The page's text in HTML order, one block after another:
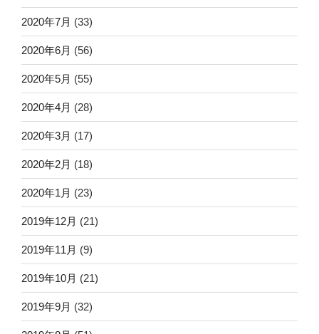
2020年7月 (33)
2020年6月 (56)
2020年5月 (55)
2020年4月 (28)
2020年3月 (17)
2020年2月 (18)
2020年1月 (23)
2019年12月 (21)
2019年11月 (9)
2019年10月 (21)
2019年9月 (32)